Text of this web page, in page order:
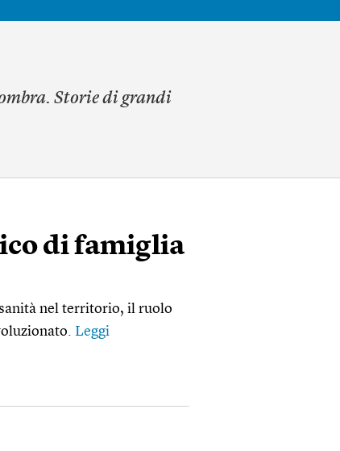
Storie di grandi
di famiglia
nel territorio, il ruolo
Leggi